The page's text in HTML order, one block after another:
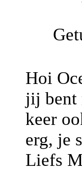
Hoi
jij bent
keer
erg, je
Liefs